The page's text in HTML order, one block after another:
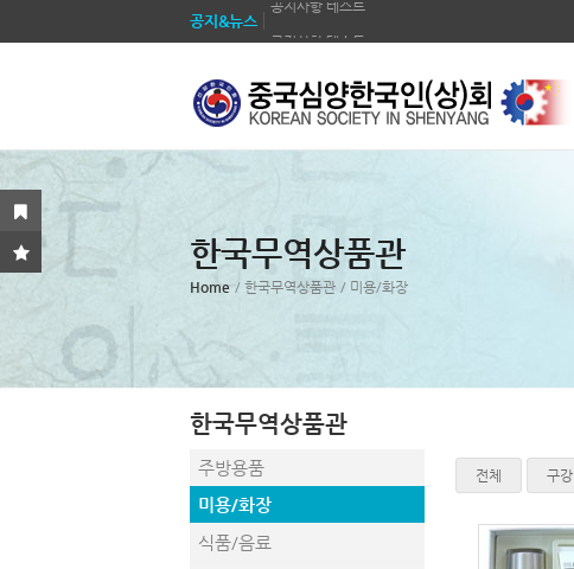
공지&뉴스
공지사항 테스트
공지사항 테스트
공지사항 테스트
한국무역상품관
Home / 한국무역상품관 / 미용/화장
한국무역상품관
주방용품
미용/화장
식품/음료
전체 구강
Sketchbook5, 스케치북5
Sketchbook5, 스케치북5
Sketchbook5, 스케치북5
Sketchbook5, 스케치북5